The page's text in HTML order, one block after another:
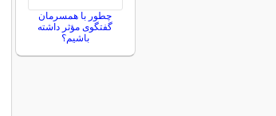
چطور با همسرمان
گفتگوی مؤثر داشته
باشیم؟